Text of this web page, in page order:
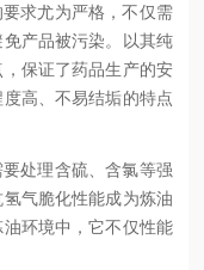
求尤为严格，不仅需
产品被污染。以其纯
保证了药品生产的安
高、不易结垢的特点
处理含硫、含氯等强
气脆化性能成为炼油
环境中，它不仅性能